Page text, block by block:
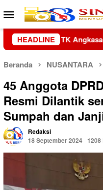
Loncat
ke
konten
Menu
Mobile
HEADLINE
Direnovasi
Beranda NUSANTARA
45 Anggota
Resmi Dilantik
Sumpah dan
Redaksi
18 September 2024 1208